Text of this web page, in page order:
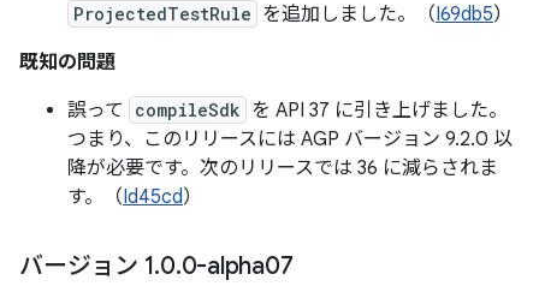
ProjectedTestRule を追加しました。（I69db5）
既知の問題
誤って
compileSdk を API 37 に引き上げました。
つまり、このリリースには AGP バージョン 9.2.0 以
降が必要です。次のリリースでは 36 に減らされま
す。（Id45cd）
バージョン 1.0.0-alpha07